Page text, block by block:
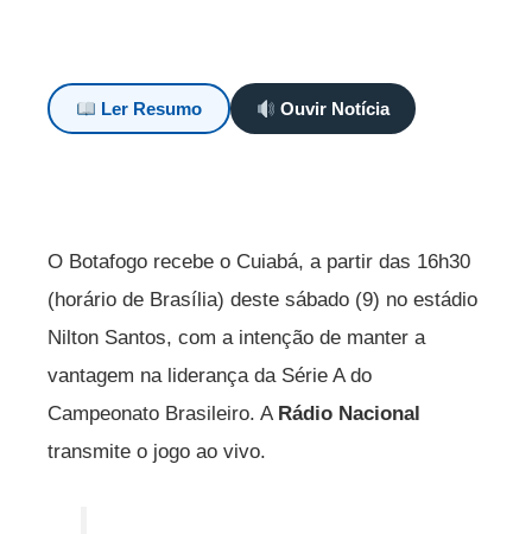
Ler Resumo Ouvir Notícia
O Botafogo recebe o Cuiabá, a partir das 16h30
(horário de Brasília) deste sábado (9) no estádio
Nilton Santos, com a intenção de manter a
vantagem na liderança da Série A do
Campeonato Brasileiro. A Rádio Nacional
transmite o jogo ao vivo.